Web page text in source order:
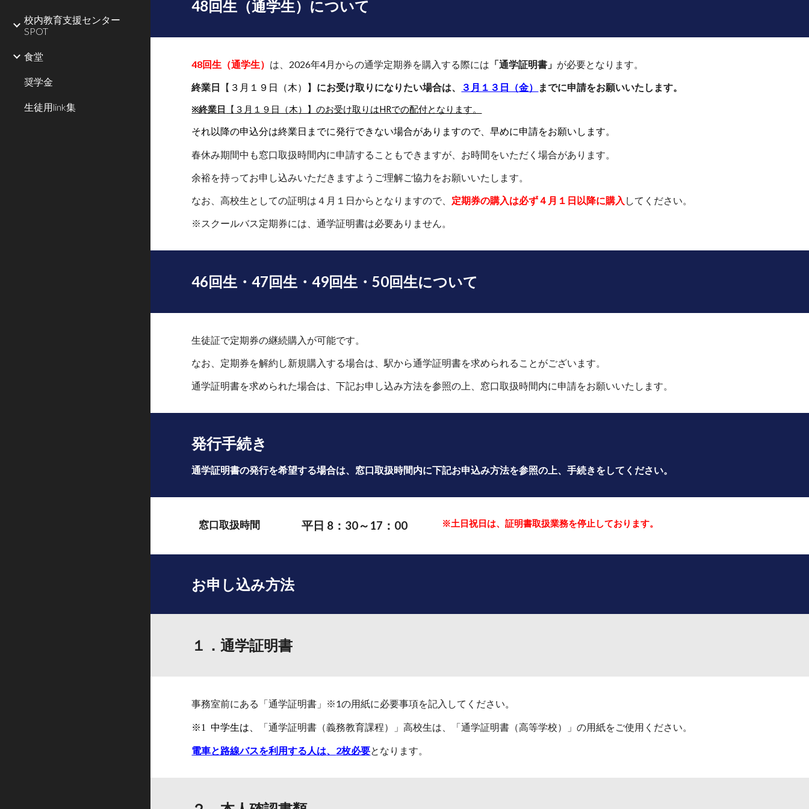
校内教育支援センター
SPOT
食堂
奨学金
生徒用link集
48回生（通学生）について
48回生（通学生） は、2026年4月からの通学定期券を購入する際には 「通学証明書」 が必要となります。
終業日
【 ３月 １９ 日（木） 】 にお受け取りになりたい場合は、 ３月１３日（金） までに申請をお願いいたします。
※終業日 【 ３月 １９ 日（木）】のお受け取りはHRでの配付となります。
それ以降の申込分は終業日までに発行できない場合がありますので、早めに申請をお願いします。
春休み期間中も窓口取扱時間内に申請することもできますが、 お時間をいただく場合があります。
余裕を持ってお申し込みいただきますようご理解ご協力をお願いいたします。
なお 、高校生としての証明は ４ 月 １ 日からとなりますので、 定期券の購入は必ず４ 月 １ 日以降に購入 してください。
※スクールバス定期券には、通学証明書は必要ありません。
46回生・47回生・49回生・50回生について
生徒証で定期券の継続購入が可能です。
なお、定期券を解約し新規購入する場合は、駅から通学証明書を求められることがございます。
通学証明書を求められた場合は、下記お申し込み方法を参照の上、 窓口取扱時間内に申請をお願いいたします。
発行手続き
通学証明書の発行を希望する場合は、窓口取扱時間内に下記お申込み方法を参照の上、手続きをしてください。
窓口取扱時間 平日 8：30～17：00 ※土日祝日は、証明書取扱業務を停止しております。
お申し込み方法
１．通学証明書
事務室前にある 「通学証明書」 ※1の用紙に必要事項を記入してください。
※1 中学生は、 「通学証明書（義務教育課程）」高校生は、 「通学証明書（高等学校）」の用紙をご使用ください。
電車と路線バスを利用する人は、 2枚必要となります。